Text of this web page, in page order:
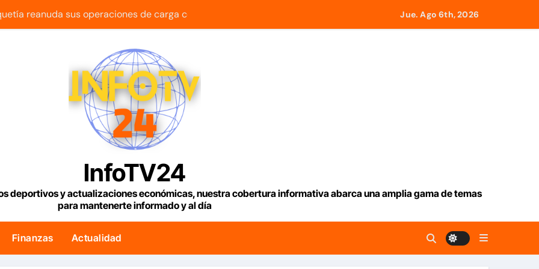
reanuda sus operaciones de carga con primer vuelo desde Panamá
tenemos es la reinstitucionalización
su influencia para acelerar las elecciones en Venezuela
la bienvenida’ a opositores que llegaron al país para diálogo con el gobierno
bono para familias afectadas por los terremotos: Conoce el monto
en Venezuela con fecha valor jueves 6 de agosto de 2026
rehabilitados para familias del urbanismo Ana Victoria en La Guaira
Jue. Ago 6th, 2026
InfoTV24
deportivos y actualizaciones económicas, nuestra cobertura informativa abarca una amplia gama de temas
para mantenerte informado y al día
Finanzas Actualidad